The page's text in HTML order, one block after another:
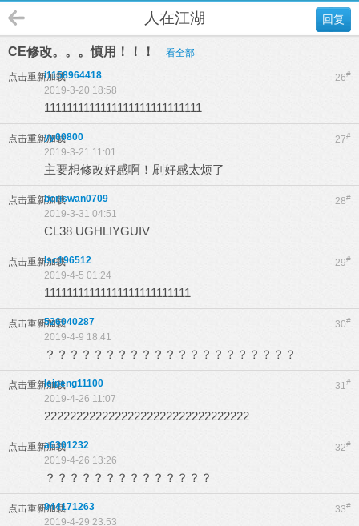
回复
人在江湖
CE修改。。。慎用！！！ 看全部
点击重新加载 26#
i1158964418
2019-3-20 18:58
1111111111111111111111111111
点击重新加载 27#
yy00800
2019-3-21 11:01
主要想修改好感啊！刷好感太烦了
点击重新加载 28#
boriswan0709
2019-3-31 04:51
CL38 UGHLIYGUIV
点击重新加载 29#
lsc196512
2019-4-5 01:24
11111111111111111111111111
点击重新加载 30#
526040287
2019-4-9 18:41
？？？？？？？？？？？？？？？？？？？？？
点击重新加载 31#
leipeng11100
2019-4-26 11:07
22222222222222222222222222222222
点击重新加载 32#
a6301232
2019-4-26 13:26
？？？？？？？？？？？？？？
点击重新加载 33#
944171263
2019-4-29 23:53